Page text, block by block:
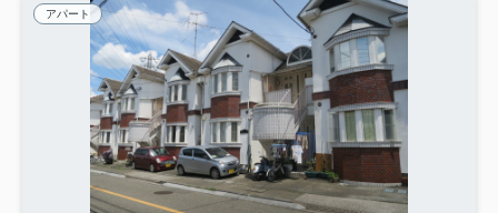
アパート